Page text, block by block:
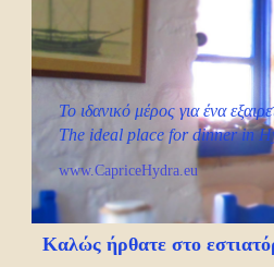
www.CapriceHydra.eu
Το ιδανικό μέρος για ένα
The ideal place for dinner in
Καλώς ήρθατε στο